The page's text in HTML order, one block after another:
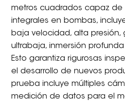
metros cuadrados capaz de
integrales en bombas,
baja velocidad, alta presión,
ultrabaja, inmersión
Esto garantiza rigurosas
el desarrollo de nuevos
prueba incluye múltiples
medición de datos para el